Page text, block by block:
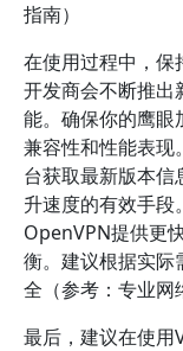
指南）
在使用过程中，保
开发商会不断推出
能。确保你的鹰眼
兼容性和性能表现
台获取最新版本信
升速度的有效手
OpenVPN提供更
衡。建议根据实际
全（参考：专业网
最后，建议在使用